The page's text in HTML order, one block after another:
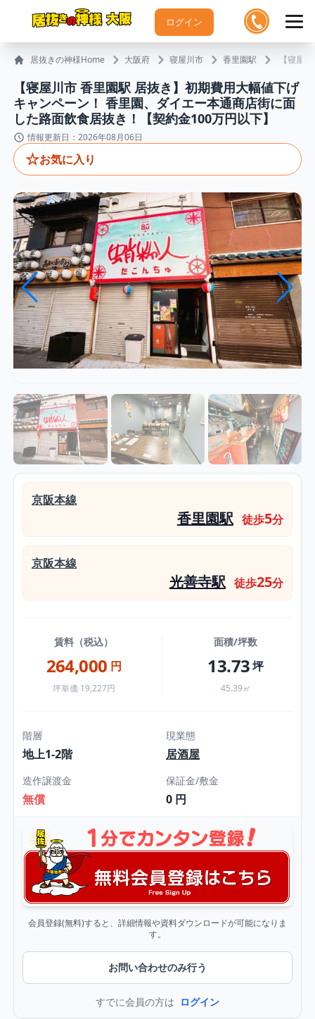
ログイン
居抜きの神様Home 大阪府 寝屋川市 香里園駅 【寝屋
【寝屋川市 香里園駅 居抜き】初期費用大幅値下げ
キャンペーン！ 香里園、ダイエー本通商店街に面
した路面飲食居抜き！【契約金100万円以下】
情報更新日：2026年08月06日
☆お気に入り
京阪本線
香里園駅 徒歩5分
京阪本線
光善寺駅 徒歩25分
賃料（税込）
264,000 円
坪単価 19,227円
面積/坪数
13.73坪
45.39㎡
階層
地上1-2階
現業態
居酒屋
造作譲渡金
無償
保証金/敷金
0 円
会員登録(無料)すると、詳細情報や資料ダウンロードが可能になりま
す。
お問い合わせのみ行う
すでに会員の方は ログイン